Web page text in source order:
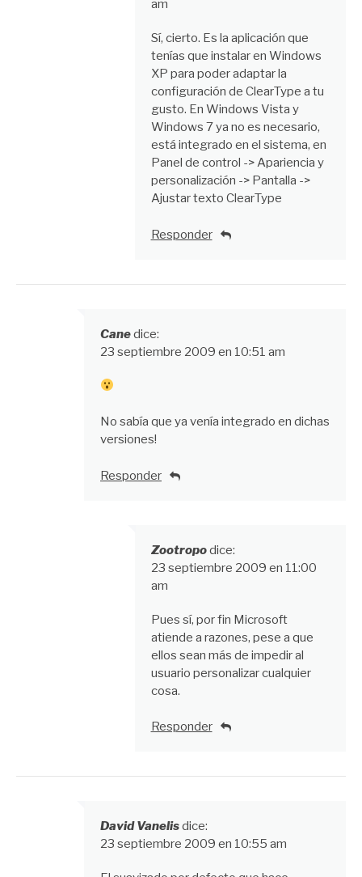
am
Sí, cierto. Es la aplicación que
tenías que instalar en Windows
XP para poder adaptar la
configuración de ClearType a tu
gusto. En Windows Vista y
Windows 7 ya no es necesario,
está integrado en el sistema, en
Panel de control -> Apariencia y
personalización -> Pantalla ->
Ajustar texto ClearType
Responder
Canedice:
23 septiembre 2009 en 10:51 am
No sabía que ya venía integrado en dichas
versiones!
Responder
Zootropodice:
23 septiembre 2009 en 11:00
am
Pues sí, por fin Microsoft
atiende a razones, pese a que
ellos sean más de impedir al
usuario personalizar cualquier
cosa.
Responder
David Vanelisdice:
23 septiembre 2009 en 10:55 am